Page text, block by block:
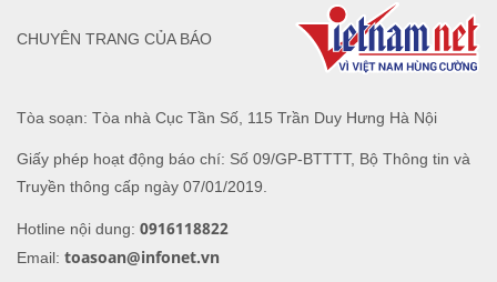
Tòa soạn: Tòa nhà Cục Tần Số, 115 Trần Duy Hưng Hà Nội
Giấy phép hoạt động báo chí: Số 09/GP-BTTTT, Bộ Thông tin và
Truyền thông cấp ngày 07/01/2019.
Hotline nội dung: 0916118822
Email: toasoan@infonet.vn
CHUYÊN TRANG CỦA BÁO